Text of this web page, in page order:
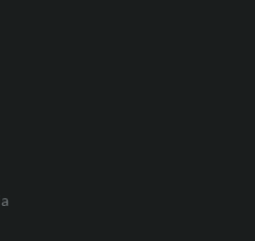
który wnioskujesz.
może obniżyć
Pamiętaj jednak, że